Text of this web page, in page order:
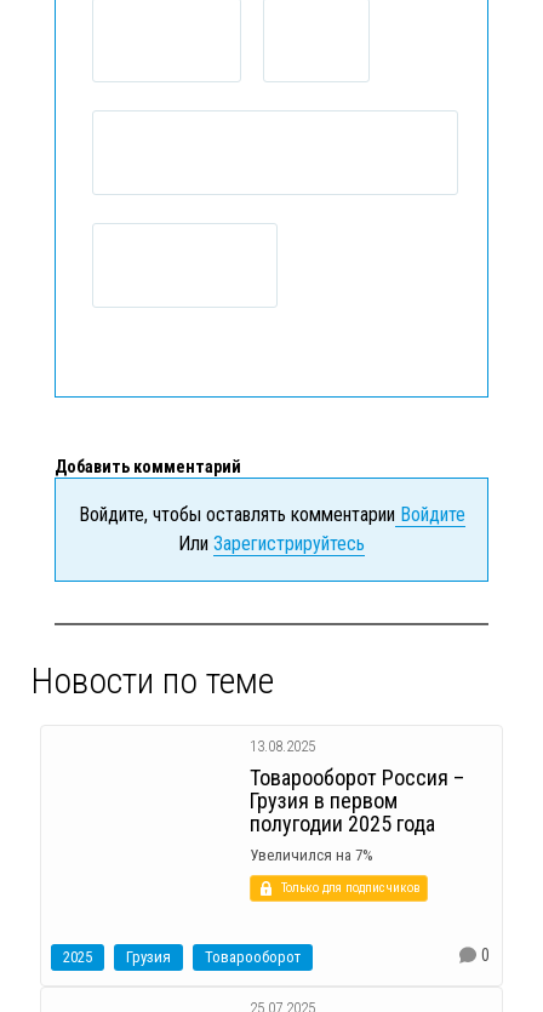
Добавить комментарий
Войдите, чтобы оставлять комментарииВойдите
Или Зарегистрируйтесь
Новости по теме
13.08.2025
Товарооборот Россия –
Грузия в первом
полугодии 2025 года
Увеличился на 7%
Только для подписчиков
2025 Грузия Товарооборот 0
25.07.2025